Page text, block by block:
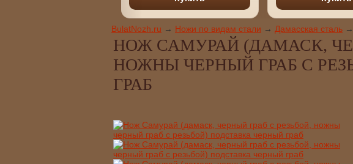
BulatNozh.ru → Ножи по видам стали → Дамасская сталь →
НОЖ САМУРАЙ (ДАМАСК,
НОЖНЫ ЧЕРНЫЙ ГРАБ С
ГРАБ